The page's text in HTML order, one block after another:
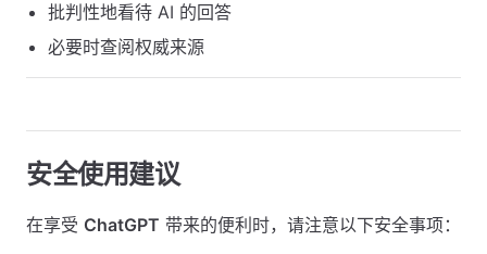
批判性地看待 AI 的回答
必要时查阅权威来源
安全使用建议
在享受 ChatGPT 带来的便利时，请注意以下安全事项：